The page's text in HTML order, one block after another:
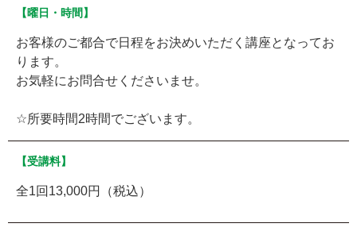
【曜日・時間】
お客様のご都合で日程をお決めいただく講座となってお
ります。
お気軽にお問合せくださいませ。
☆所要時間2時間でございます。
【受講料】
全1回13,000円（税込）